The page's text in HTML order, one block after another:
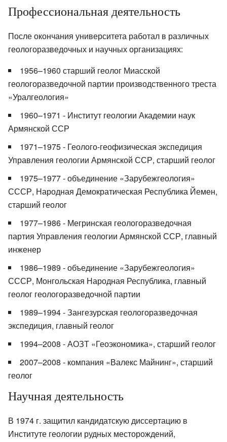
Профессиональная деятельность
После окончания университета работал в различных
геологоразведочных и научных организациях:
1956–1960 старший геолог Миасской
геологоразведочной партии производственного треста
«Уралгеология»
1960–1971 - Институт геологии Академии наук
Армянской ССР
1971–1975 - Геолого-геофизическая экспедиция
Управления геологии Армянской ССР, старший геолог
1975–1977 - объединение «Зарубежгеология»
СССР, Народная Демократическая Республика Йемен,
старший геолог
1977–1986 - Мегринская геологоразведочная
партия Управления геологии Армянской ССР, главный
инженер
1986–1989 - объединение «Зарубежгеология»
СССР, Монгольская Народная Республика, главный
геолог геологоразведочной партии
1989–1994 - Зангезурская геологоразведочная
экспедиция, главный геолог
1994–2008 - АОЗТ «Геоэкономика», старший геолог
2007–2008 - компания «Валекс Майнинг», старший
геолог
Научная деятельность
В 1974 г. защитил кандидатскую диссертацию в
Институте геологии рудных месторождений,